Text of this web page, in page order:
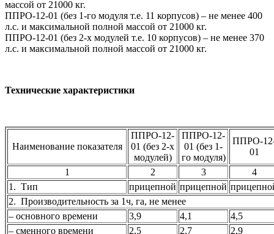
массой от 21000 кг.
ППРО-12-01 (без 1-го модуля т.е. 11 корпусов) – не менее 400
л.с. и максимальной полной массой от 21000 кг.
ППРО-12-01 (без 2-х модулей т.е. 10 корпусов) – не менее 370
л.с. и максимальной полной массой от 21000 кг.
Технические характеристики
Наименование показателя
ППРО-12-
01 (без 2-х
модулей)
ППРО-12-
01 (без 1-
го модуля)
ППРО-
01
1
2 3
4
1. Тип
прицепной прицепной
2. Производительность за 1ч, га, не менее
– основного времени
3,9 4,1
4,5
– сменного времени
2,5 2,7
2,9